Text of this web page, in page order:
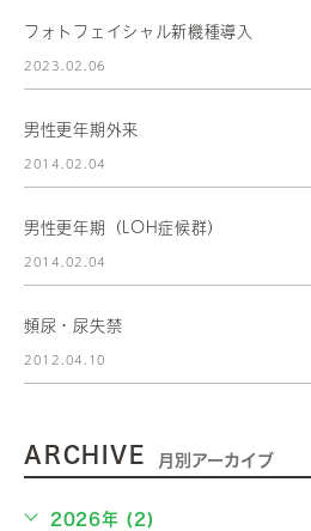
フォトフェイシャル新機種導入
2023.02.06
男性更年期外来
2014.02.04
男性更年期（LOH症候群）
2014.02.04
頻尿・尿失禁
2012.04.10
ARCHIVE 月別アーカイブ
2026年 (2)